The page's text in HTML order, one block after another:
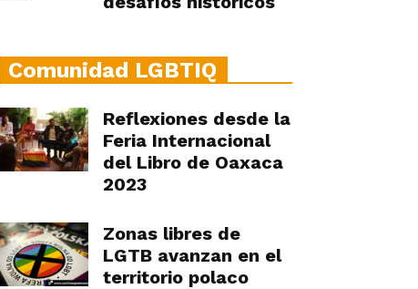
Comunidad LGBTIQ
Reflexiones desde la
Feria Internacional
del Libro de Oaxaca
2023
Zonas libres de
LGTB avanzan en el
territorio polaco